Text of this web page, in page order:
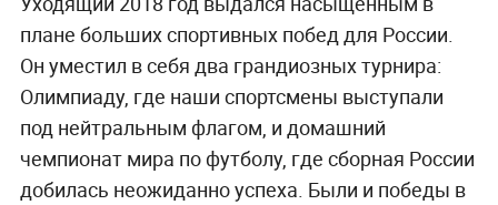
плане больших спортивных побед для России.
Он уместил в себя два грандиозных турнира:
Олимпиаду, где наши спортсмены выступали
под нейтральным флагом, и домашний
чемпионат мира по футболу, где сборная России
добилась неожиданно успеха. Были и победы в